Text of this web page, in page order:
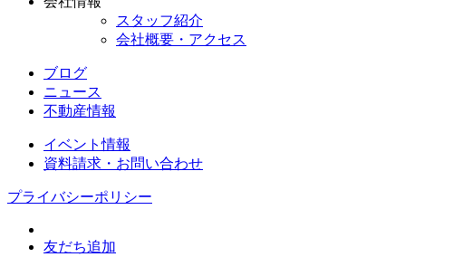
スタッフ紹介
会社概要・アクセス
ブログ
ニュース
不動産情報
イベント情報
資料請求・お問い合わせ
プライバシーポリシー
友だち追加